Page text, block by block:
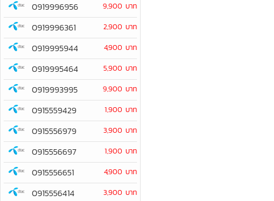
0919996956 9,900 บาท
0919996361 2,900 บาท
0919995944 4,900 บาท
0919995464 5,900 บาท
0919993995 9,900 บาท
0915559429 1,900 บาท
0915556979 3,900 บาท
0915556697 1,900 บาท
0915556651 4,900 บาท
0915556414 3,900 บาท